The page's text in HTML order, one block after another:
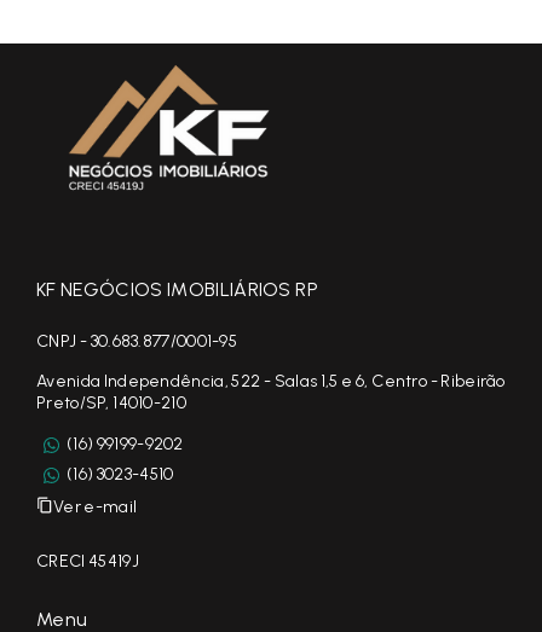
KF NEGÓCIOS IMOBILIÁRIOS RP
CNPJ - 30.683.877/0001-95
Avenida Independência, 522 - Salas 1,5 e 6, Centro - Ribeirão
Preto/SP, 14010-210
(16) 99199-9202
(16) 3023-4510
Ver e-mail
CRECI 45419J
Menu